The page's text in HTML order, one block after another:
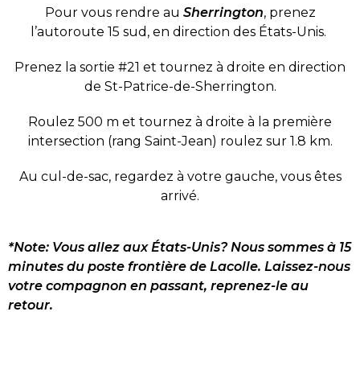
Pour vous rendre au Sherrington, prenez
l’autoroute 15 sud, en direction des États-Unis.
Prenez la sortie #21 et tournez à droite en direction
de St-Patrice-de-Sherrington.
Roulez 500 m et tournez à droite à la première
intersection (rang Saint-Jean) roulez sur 1.8 km.
Au cul-de-sac, regardez à votre gauche, vous êtes
arrivé.
*Note: Vous allez aux États-Unis? Nous sommes à 15
minutes du poste frontière de Lacolle. Laissez-nous
votre compagnon en passant, reprenez-le au
retour.